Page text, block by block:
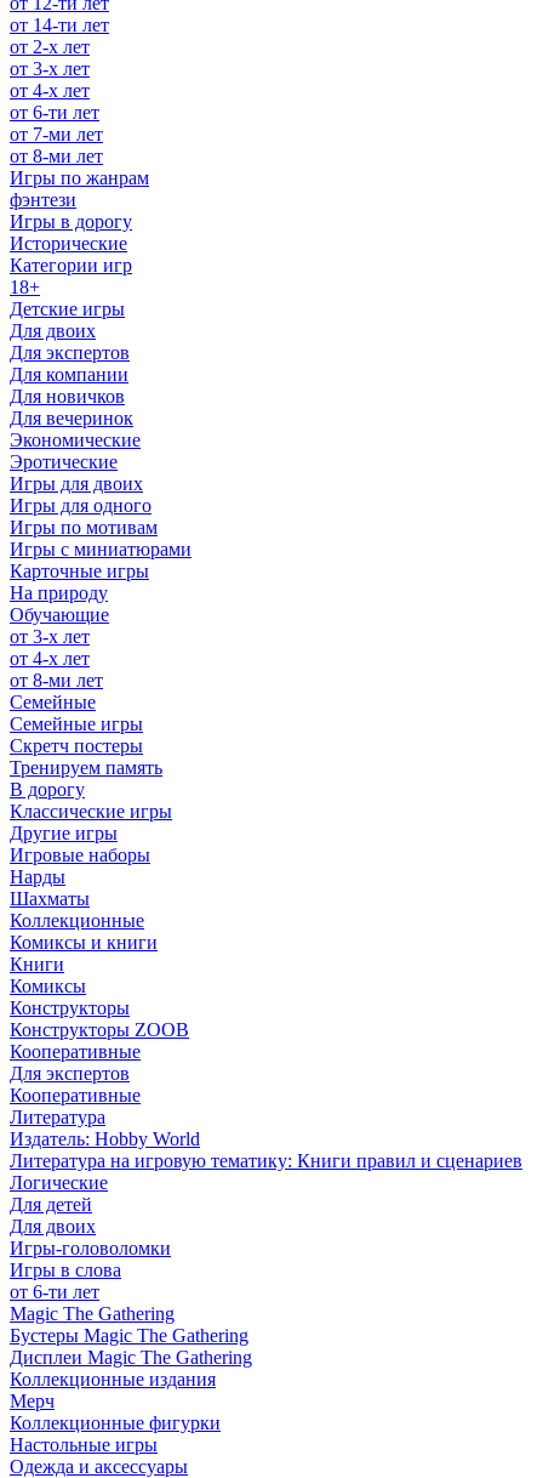
от 14-ти лет
от 2-х лет
от 3-х лет
от 4-х лет
от 6-ти лет
от 7-ми лет
от 8-ми лет
Игры по жанрам
фэнтези
Игры в дорогу
Исторические
Категории игр
18+
Детские игры
Для двоих
Для экспертов
Для компании
Для новичков
Для вечеринок
Экономические
Эротические
Игры для двоих
Игры для одного
Игры по мотивам
Игры с миниатюрами
Карточные игры
На природу
Обучающие
от 3-х лет
от 4-х лет
от 8-ми лет
Семейные
Семейные игры
Скретч постеры
Тренируем память
В дорогу
Классические игры
Другие игры
Игровые наборы
Нарды
Шахматы
Коллекционные
Комиксы и книги
Книги
Комиксы
Конструкторы
Конструкторы ZOOB
Кооперативные
Для экспертов
Кооперативные
Литература
Издатель: Hobby World
Литература на игровую тематику: Книги правил и сценариев
Логические
Для детей
Для двоих
Игры-головоломки
Игры в слова
от 6-ти лет
Magic The Gathering
Бустеры Magic The Gathering
Дисплеи Magic The Gathering
Коллекционные издания
Мерч
Коллекционные фигурки
Настольные игры
Одежда и аксессуары